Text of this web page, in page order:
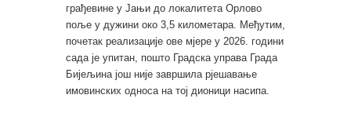
грађевине у Јањи до локалитета Орлово
поље у дужини око 3,5 километара. Међутим,
почетак реализације ове мјере у 2026. години
сада је упитан, пошто Градска управа Града
Бијељина још није завршила рјешавање
имовинских односа на тој дионици насипа.